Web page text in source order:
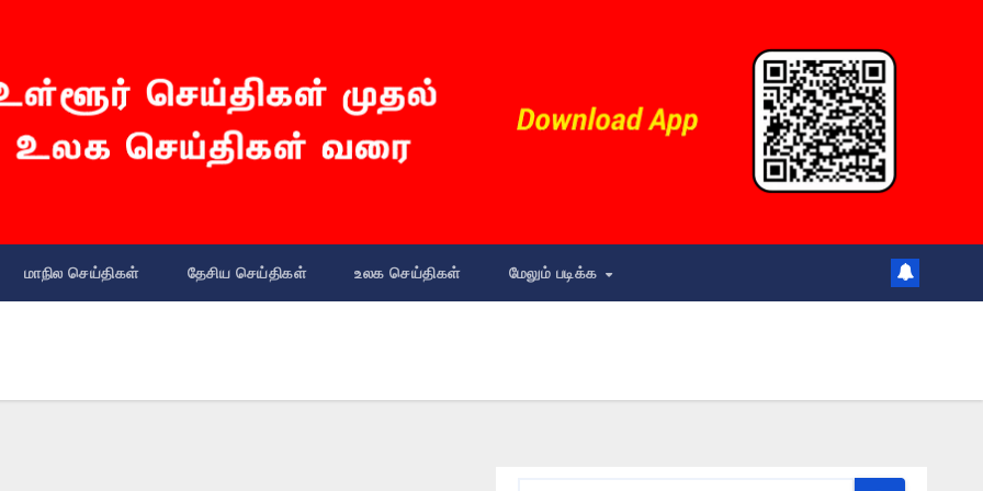
மாநில செய்திகள் தேசிய செய்திகள் உலக செய்திகள் மேலும் படிக்க